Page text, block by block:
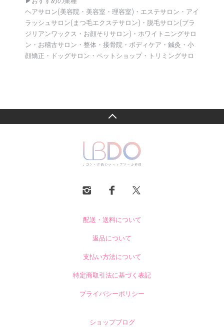
ヘアサロン(美容院・美容室・理容室)・エステサロン・アイ
ラッシュサロン(まつ毛エクステサロン)・脱毛サロン(ブラ
ジリアンワックス・お顔そりサロン)・ホワイトニングサロ
ン・お稽古サロン・整体・接骨院・ボディケア・鍼灸・小
顔矯正・ドッグサロン・ペットショップ・トリミングサロ
配送・送料について
返品について
支払い方法について
特定商取引法に基づく表記
プライバシーポリシー
ショップブログ